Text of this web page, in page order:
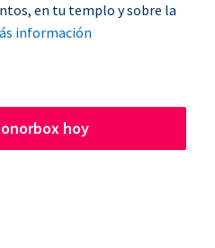
en tu templo y sobre la
información
hoy